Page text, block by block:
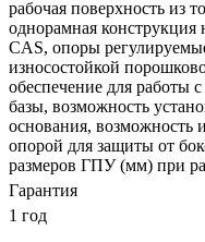
рабочая поверхность из
однорамная конструкция
CAS, опоры
износостойкой
обеспечение для работы
базы, возможность
основания, возможность
опорой для защиты от
размеров ГПУ (мм) при
Гарантия
1 год